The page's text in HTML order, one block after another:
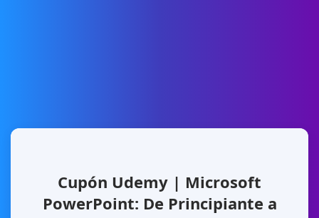
Cupón Udemy | Microsoft
PowerPoint: De Principiante a